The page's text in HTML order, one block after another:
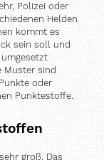
Polizei oder
Helden
kommt es
sein soll und
Muster sind
oder
Punktestoffe.
groß. Das